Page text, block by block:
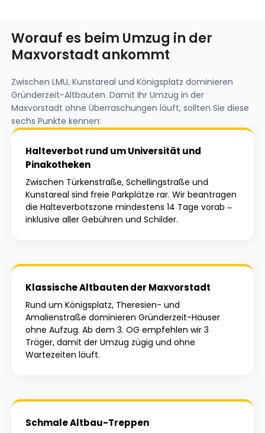
Worauf es beim Umzug in der
Maxvorstadt ankommt
Zwischen LMU, Kunstareal und Königsplatz dominieren
Gründerzeit-Altbauten. Damit Ihr Umzug in der
Maxvorstadt ohne Überraschungen läuft, sollten Sie diese
sechs Punkte kennen:
Halteverbot rund um Universität und
Pinakotheken
Zwischen Türkenstraße, Schellingstraße und
Kunstareal sind freie Parkplätze rar. Wir beantragen
die Halteverbotszone mindestens 14 Tage vorab –
inklusive aller Gebühren und Schilder.
Klassische Altbauten der Maxvorstadt
Rund um Königsplatz, Theresien- und
Amalienstraße dominieren Gründerzeit-Häuser
ohne Aufzug. Ab dem 3. OG empfehlen wir 3
Träger, damit der Umzug zügig und ohne
Wartezeiten läuft.
Schmale Altbau-Treppen